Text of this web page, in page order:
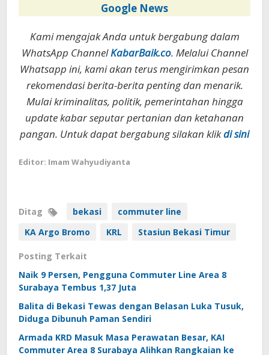
Google News
Kami mengajak Anda untuk bergabung dalam
WhatsApp ChannelKabarBaik.co. Melalui Channel
Whatsapp ini, kami akan terus mengirimkan pesan
rekomendasi berita-berita penting dan menarik.
Mulai kriminalitas, politik, pemerintahan hingga
update kabar seputar pertanian dan ketahanan
pangan. Untuk dapat bergabung silakan klikdi sini
Editor: Imam Wahyudiyanta
Ditag bekasi
commuter line
KA Argo Bromo
KRL Stasiun Bekasi Timur
Posting Terkait
Naik 9 Persen, Pengguna Commuter Line Area 8
Surabaya Tembus 1,37 Juta
Balita di Bekasi Tewas dengan Belasan Luka Tusuk,
Diduga Dibunuh Paman Sendiri
Armada KRD Masuk Masa Perawatan Besar, KAI
Commuter Area 8 Surabaya Alihkan Rangkaian ke